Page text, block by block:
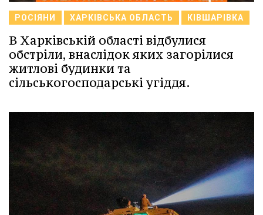
РОСІЯНИ ХАРКІВСЬКА ОБЛАСТЬ КІВШАРІВКА
В Харківській області відбулися
обстріли, внаслідок яких загорілися
житлові будинки та
сільськогосподарські угіддя.